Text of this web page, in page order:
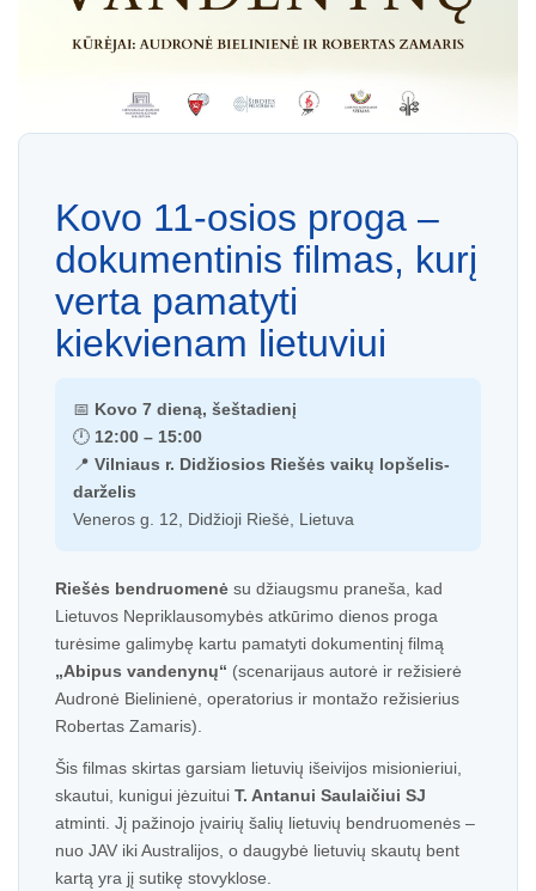
Kovo 11-osios proga –
dokumentinis filmas, kurį
verta pamatyti
kiekvienam lietuviui
📅 Kovo 7 dieną, šeštadienį
🕛 12:00 – 15:00
📍 Vilniaus r. Didžiosios Riešės vaikų lopšelis-
darželis
Veneros g. 12, Didžioji Riešė, Lietuva
Riešės bendruomenė su džiaugsmu praneša, kad
Lietuvos Nepriklausomybės atkūrimo dienos proga
turėsime galimybę kartu pamatyti dokumentinį filmą
„Abipus vandenynų“ (scenarijaus autorė ir režisierė
Audronė Bielinienė, operatorius ir montažo režisierius
Robertas Zamaris).
Šis filmas skirtas garsiam lietuvių išeivijos misionieriui,
skautui, kunigui jėzuitui T. Antanui Saulaičiui SJ
atminti. Jį pažinojo įvairių šalių lietuvių bendruomenės –
nuo JAV iki Australijos, o daugybė lietuvių skautų bent
kartą yra jį sutikę stovyklose.